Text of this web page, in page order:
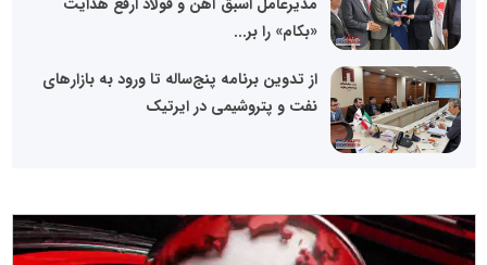
«بکام» را بر...
از تدوین برنامه پنج‌ساله تا ورود به بازارهای
نفت و پتروشیمی در ایرتیک